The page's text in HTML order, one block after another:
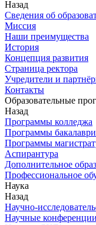
Назад
Сведения об
Миссия
Наши преимущества
История
Концепция развития
Страница ректора
Учредители и
Контакты
Образовательные
Назад
Программы колледжа
Программы
Программы
Аспирантура
Дополнительное
Профессиональное
Наука
Назад
Научно-
Научные конференции